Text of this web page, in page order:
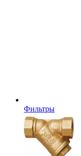
Фильтры